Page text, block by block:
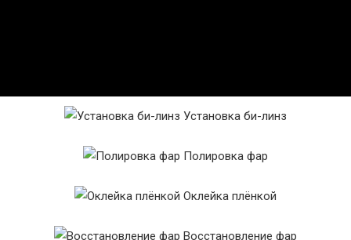
Установка би-линз
Полировка фар
Оклейка плёнкой
Восстановление фар